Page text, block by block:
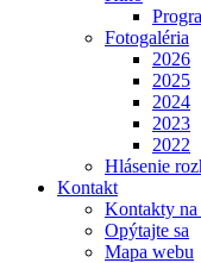
Fotogaléria
2026
2025
2024
2023
2022
Hlásenie
Kontakt
Kontakty na
Opýtajte sa
Mapa webu